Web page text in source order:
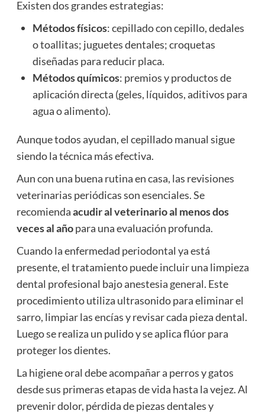
Existen dos grandes estrategias:
Métodos físicos: cepillado con cepillo, dedales
o toallitas; juguetes dentales; croquetas
diseñadas para reducir placa.
Métodos químicos: premios y productos de
aplicación directa (geles, líquidos, aditivos para
agua o alimento).
Aunque todos ayudan, el cepillado manual sigue
siendo la técnica más efectiva.
Aun con una buena rutina en casa, las revisiones
veterinarias periódicas son esenciales. Se
recomiendaacudir al veterinario al menos dos
veces al añopara una evaluación profunda.
Cuando la enfermedad periodontal ya está
presente, el tratamiento puede incluir una limpieza
dental profesional bajo anestesia general. Este
procedimiento utiliza ultrasonido para eliminar el
sarro, limpiar las encías y revisar cada pieza dental.
Luego se realiza un pulido y se aplica flúor para
proteger los dientes.
La higiene oral debe acompañar a perros y gatos
desde sus primeras etapas de vida hasta la vejez. Al
prevenir dolor, pérdida de piezas dentales y